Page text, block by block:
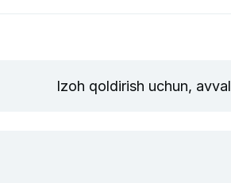
Izoh qoldirish uchun, avval